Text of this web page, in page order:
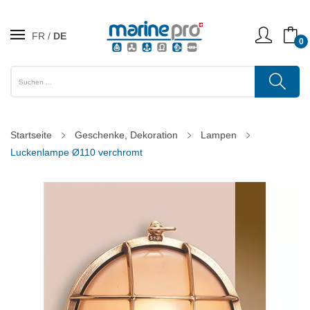
FR DE 0
Startseite Geschenke, Dekoration
Lampen
Luckenlampe Ø110 verchromt